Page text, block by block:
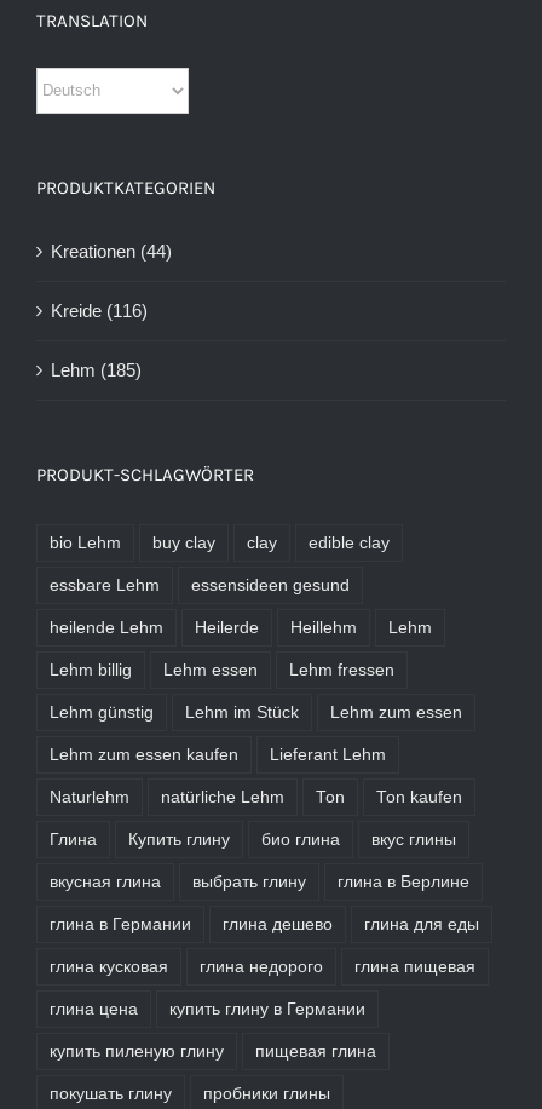
TRANSLATION
PRODUKTKATEGORIEN
Kreationen (44)
Kreide (116)
Lehm (185)
PRODUKT-SCHLAGWÖRTER
bio Lehm buy clay clay edible clay
essbare Lehm essensideen gesund
heilende Lehm Heilerde Heillehm Lehm
Lehm billig Lehm essen Lehm fressen
Lehm günstig Lehm im Stück Lehm zum essen
Lehm zum essen kaufen Lieferant Lehm
Naturlehm natürliche Lehm Ton Ton kaufen
Глина Купить глину био глина вкус глины
вкусная глина выбрать глину глина в Берлине
глина в Германии глина дешево глина для еды
глина кусковая глина недорого глина пищевая
глина цена купить глину в Германии
купить пиленую глину пищевая глина
покушать глину пробники глины